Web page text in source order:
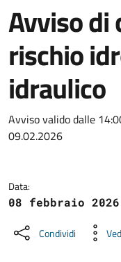
Avviso
rischio
idraulico
Dettagli
Avviso valido dalle
09.02.2026
Data:
08 febbraio 2026
Condividi